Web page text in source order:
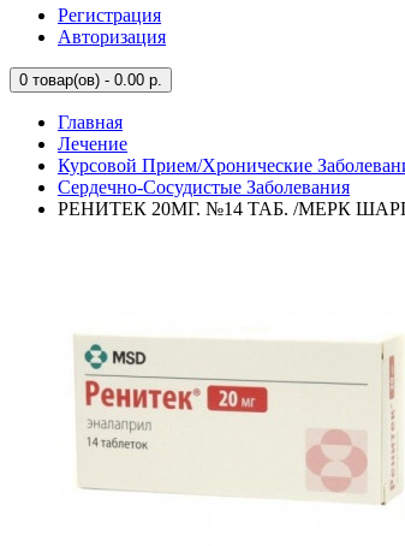
Регистрация
Авторизация
0 товар(ов) - 0.00 р.
Главная
Лечение
Курсовой Прием/Хронические
Сердечно-Сосудистые Заболевания
РЕНИТЕК 20МГ. №14 ТАБ. /МЕРК